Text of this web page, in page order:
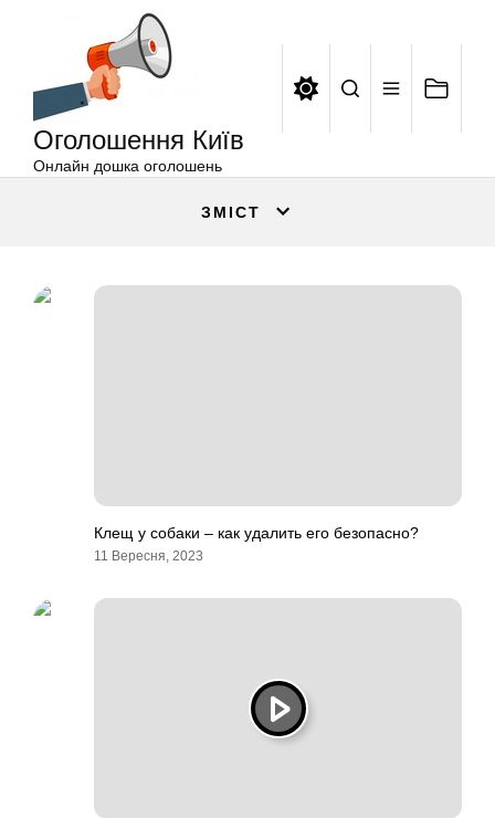
Оголошення Київ
Онлайн дошка оголошень
ЗМІСТ
Клещ у собаки – как удалить его безопасно?
11 Вересня, 2023